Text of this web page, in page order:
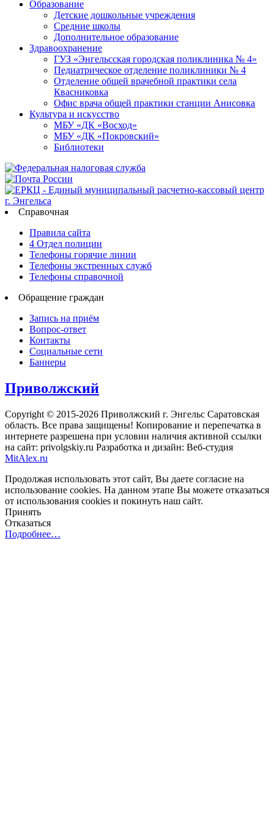
Образование
Детские дошкольные учреждения
Средние школы
Дополнительное образование
Здравоохранение
ГУЗ «Энгельсская городская поликлиника № 4»
Педиатрическое отделение поликлиники № 4
Отделение общей врачебной практики села
Квасниковка
Офис врача общей практики станции Анисовка
Культура и искусство
МБУ «ДК «Восход»
МБУ «ДК «Покровский»
Библиотеки
Справочная
Правила сайта
4 Отдел полиции
Телефоны горячие линии
Телефоны экстренных служб
Телефоны справочной
Обращение граждан
Запись на приём
Вопрос-ответ
Контакты
Социальные сети
Баннеры
Приволжский
Copyright © 2015-2026 Приволжский г. Энгельс Саратовская
область. Все права защищены! Копирование и перепечатка в
интернете разрешена при условии наличия активной ссылки
на сайт: privolgskiy.ru Разработка и дизайн: Веб-студия
MitAlex.ru
Продолжая использовать этот сайт, Вы даете согласие на
использование cookies. На данном этапе Вы можете отказаться
от использования cookies и покинуть наш сайт.
Принять
Отказаться
Подробнее…